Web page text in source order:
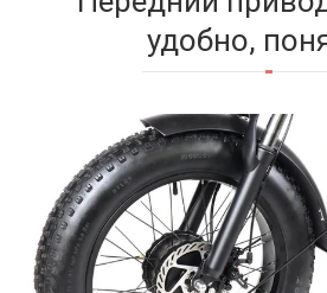
удобно,